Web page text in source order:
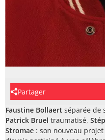
Partager
Faustine Bollaert séparée de
Patrick Bruel traumatisé,
Stromae : son nouveau